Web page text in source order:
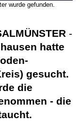
wurde gefunden.
-
hatte
gesucht.
die
- die